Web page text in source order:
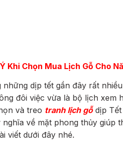
Khi Chọn Mua Lịch Gỗ Cho
dịp tết gần đây rất
đôi việc vừa là bộ lịch xem
và treo tranh lịch gỗdịp Tết
về mặt phong thủy giúp
viết dưới đây nhé.